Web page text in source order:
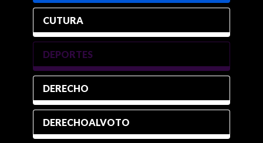
CUTURA
DEPORTES
DERECHO
DERECHOALVOTO